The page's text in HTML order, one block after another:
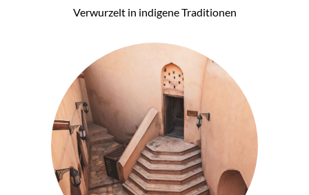
Verwurzelt in indigene Traditionen